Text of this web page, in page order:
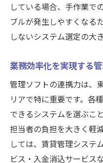
している場合、手作業で
ブルが発生しやすくなる
しないシステム選定の大
業務効率化を実現する
管理ソフトの連携力は、
リアで特に重要です。各
できるシステムを選ぶこ
担当者の負担を大きく軽
しては、賃貸管理システ
ビス・入金消込サービス